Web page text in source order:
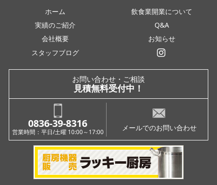
ホーム
飲食業開業について
実績のご紹介
Q&A
会社概要
お知らせ
スタッフブログ
お問い合わせ・ご相談
見積無料受付中！
0836-39-8316
営業時間：平日/土曜 10:00～17:00 メールでのお問い合わせ